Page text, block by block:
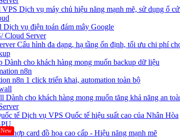
VPS Dịch vụ máy chủ hiệu năng mạnh mẽ, sử dụng ổ
Dịch vụ điện toán đám mây Google
Cấu hình đa dạng, hạ tầng ổn định, tối ưu chi phí
Dành cho khách hàng mong muốn backup dữ liệu
n8n 1 click triển khai, automation toàn bộ
Dành cho khách hàng mong muốn tăng khả năng an
tế Dịch vụ VPS Quốc tế hiệu suất cao của Nhân Hòa
Newhợp card đồ họa cao cấp - Hiệu năng mạnh mẽ